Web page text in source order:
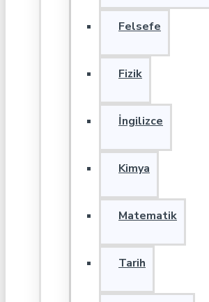
Felsefe
Fizik
İngilizce
Kimya
Matematik
Tarih